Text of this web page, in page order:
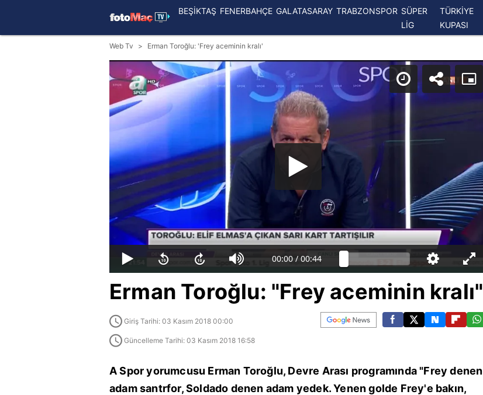
BEŞİKTAŞ FENERBAHÇE GALATASARAY TRABZONSPOR SÜPER
LİG
TÜRKİYE
KUPASI
Web Tv Erman Toroğlu: 'Frey aceminin kralı'
00:00 / 00:44
Erman Toroğlu: "Frey aceminin kralı"
Giriş Tarihi: 03 Kasım 2018 00:00
Güncelleme Tarihi: 03 Kasım 2018 16:58
A Spor yorumcusu Erman Toroğlu, Devre Arası programında "Frey denen
adam santrfor, Soldado denen adam yedek. Yenen golde Frey'e bakın,